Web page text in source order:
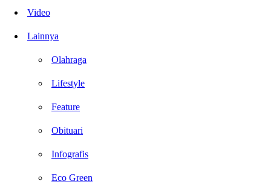
Video
Lainnya
Olahraga
Lifestyle
Feature
Obituari
Infografis
Eco Green